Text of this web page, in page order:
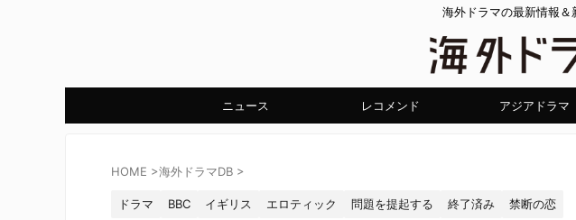
海外ドラマの最新情報
ニュース レコメンド アジアドラマ
HOME >海外ドラマDB >
ドラマ BBC イギリス エロティック 問題を提起する 終了済み 禁断の恋